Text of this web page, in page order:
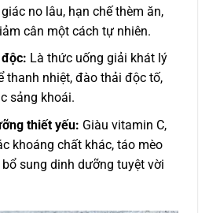
no lâu, hạn chế thèm ăn,
cân một cách tự nhiên.
Là thức uống giải khát lý
thanh nhiệt, đào thải độc tố,
sảng khoái.
thiết yếu: Giàu vitamin C,
khoáng chất khác, táo mèo
sung dinh dưỡng tuyệt vời